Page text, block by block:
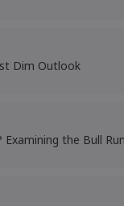
Dim Outlook
the Bull Run